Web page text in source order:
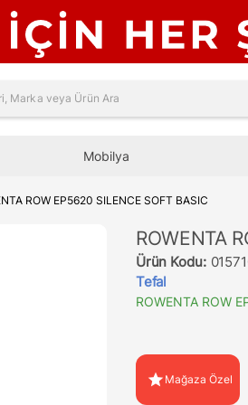
Mobilya
ROW EP5620 SILENCE SOFT BASIC
ROWENTA
Ürün Kodu:
Tefal
ROWENTA ROW
star Mağaza Özel